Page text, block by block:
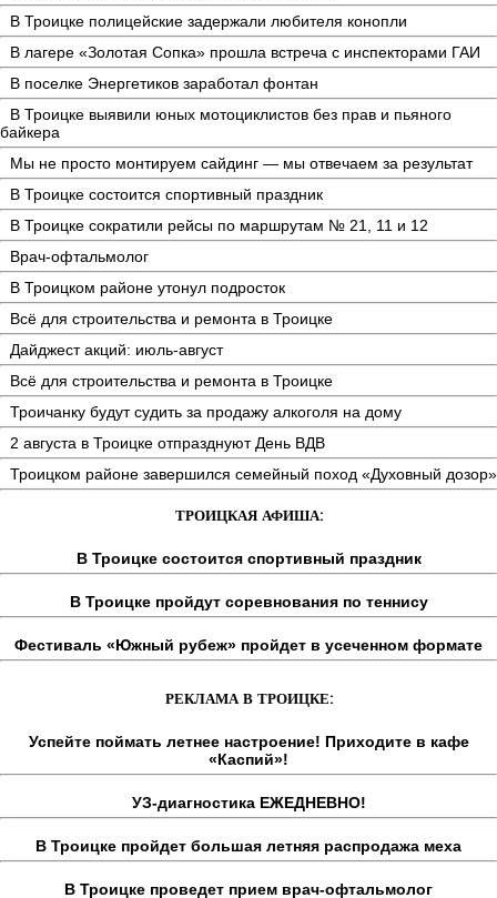
В Троицке полицейские задержали любителя конопли
В лагере «Золотая Сопка» прошла встреча с инспекторами ГАИ
В поселке Энергетиков заработал фонтан
В Троицке выявили юных мотоциклистов без прав и пьяного
байкера
Мы не просто монтируем сайдинг — мы отвечаем за результат
В Троицке состоится спортивный праздник
В Троицке сократили рейсы по маршрутам № 21, 11 и 12
Врач-офтальмолог
В Троицком районе утонул подросток
Всё для строительства и ремонта в Троицке
Дайджест акций: июль-август
Всё для строительства и ремонта в Троицке
Троичанку будут судить за продажу алкоголя на дому
2 августа в Троицке отпразднуют День ВДВ
Троицком районе завершился семейный поход «Духовный дозор»
ТРОИЦКАЯ АФИША:
В Троицке состоится спортивный праздник
В Троицке пройдут соревнования по теннису
Фестиваль «Южный рубеж» пройдет в усеченном формате
РЕКЛАМА В ТРОИЦКЕ:
Успейте поймать летнее настроение! Приходите в кафе
«Каспий»!
УЗ-диагностика ЕЖЕДНЕВНО!
В Троицке пройдет большая летняя распродажа меха
В Троицке проведет прием врач-офтальмолог